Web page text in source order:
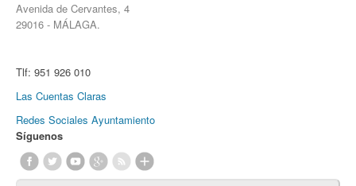
Avenida de Cervantes, 4
29016 - MÁLAGA.
Tlf: 951 926 010
Las Cuentas Claras
Redes Sociales Ayuntamiento
Síguenos